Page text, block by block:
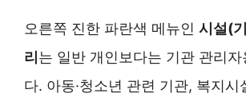
오른쪽 진한 파란색 메뉴인 시설(
리 는 일반 개인보다는 기관 관리자
다. 아동·청소년 관련 기관, 복지시